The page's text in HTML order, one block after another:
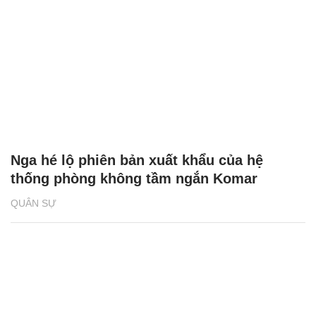
QUÂN SỰ
Nga hé lộ phiên bản xuất khẩu của hệ
thống phòng không tầm ngắn Komar